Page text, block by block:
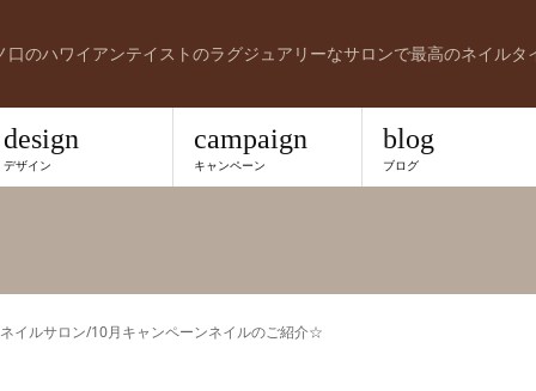
口のハワイアンテイストのラグジュアリーなサロンで最高のネイルタ
design
デザイン
campaign
キャンペーン
blog
ブログ
イルサロン/10月キャンペーンネイルのご紹介☆